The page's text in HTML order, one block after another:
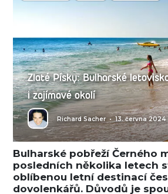
Zlaté Písky: Bulharské
i zajímavé okolí
Richard Sacher•13. června 2024
Bulharské pobřeží Černého
posledních několika letech
oblíbenou letní destinací
dovolenkářů. Důvodů je